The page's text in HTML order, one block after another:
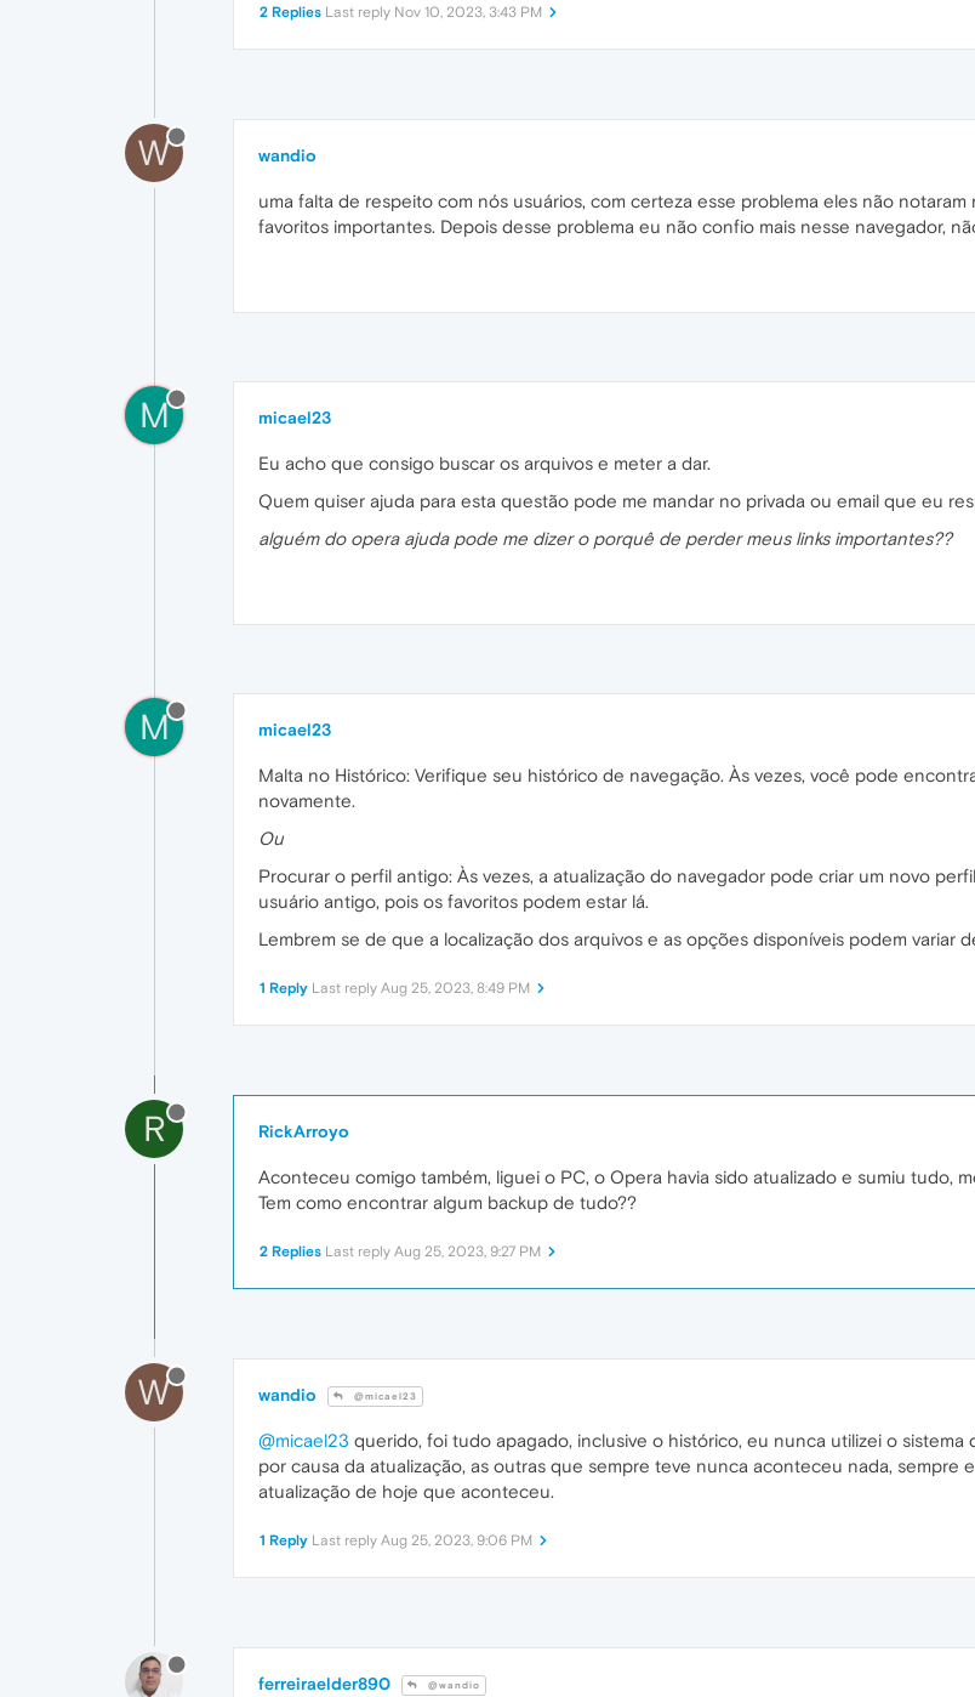
2 Replies Last reply Nov 10, 2023, 3:43 PM
W wandio
uma falta de respeito com nós usuários, com certeza esse problema eles não
favoritos importantes. Depois desse problema eu não confio mais nesse navegador,
M micael23
Eu acho que consigo buscar os arquivos e meter a dar.
Quem quiser ajuda para esta questão pode me mandar no privada ou email que eu
alguém do opera ajuda pode me dizer o porquê de perder meus links importantes??
M micael23
Malta no Histórico: Verifique seu histórico de navegação. Às vezes, você pode
novamente.
Ou
Procurar o perfil antigo: Às vezes, a atualização do navegador pode criar um novo
usuário antigo, pois os favoritos podem estar lá.
Lembrem se de que a localização dos arquivos e as opções disponíveis podem variar
1 Reply Last reply Aug 25, 2023, 8:49 PM
R RickArroyo
Aconteceu comigo também, liguei o PC, o Opera havia sido atualizado e sumiu tudo,
Tem como encontrar algum backup de tudo??
2 Replies Last reply Aug 25, 2023, 9:27 PM
W wandio @micael23
@micael23 querido, foi tudo apagado, inclusive o histórico, eu nunca utilizei o
por causa da atualização, as outras que sempre teve nunca aconteceu nada, sempre
atualização de hoje que aconteceu.
1 Reply Last reply Aug 25, 2023, 9:06 PM
ferreiraelder890 @wandio